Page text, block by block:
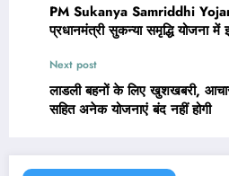
PM Sukanya Samriddhi
प्रधानमंत्री सुकन्या समृद्धि योजना
Next post
लाडली बहनों के लिए खुशखबरी,
सहित अनेक योजनाएं बंद नहीं होगी